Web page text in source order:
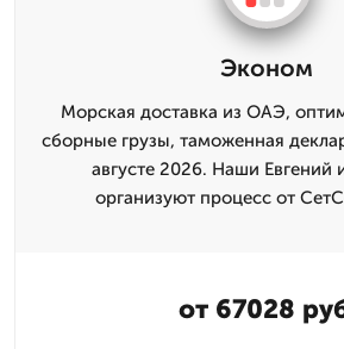
Эконом
Морская доставка из ОАЭ,
сборные грузы, таможенная
августе 2026. Наши Евгений
организуют процесс от
от 67028